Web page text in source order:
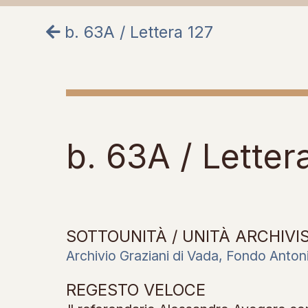
b. 63A / Lettera 127
b. 63A /
SOTTOUNITÀ / UNITÀ
Archivio Graziani di Vada, Fondo
REGESTO VELOCE